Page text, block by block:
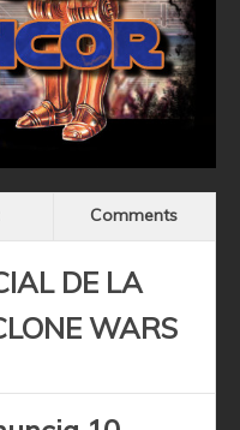
Comments
DE LA
WARS